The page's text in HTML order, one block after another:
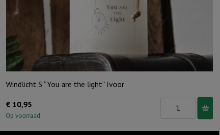
Windlicht S “You are the light” Ivoor
€ 10,95
Op voorraad
Windlicht
"You